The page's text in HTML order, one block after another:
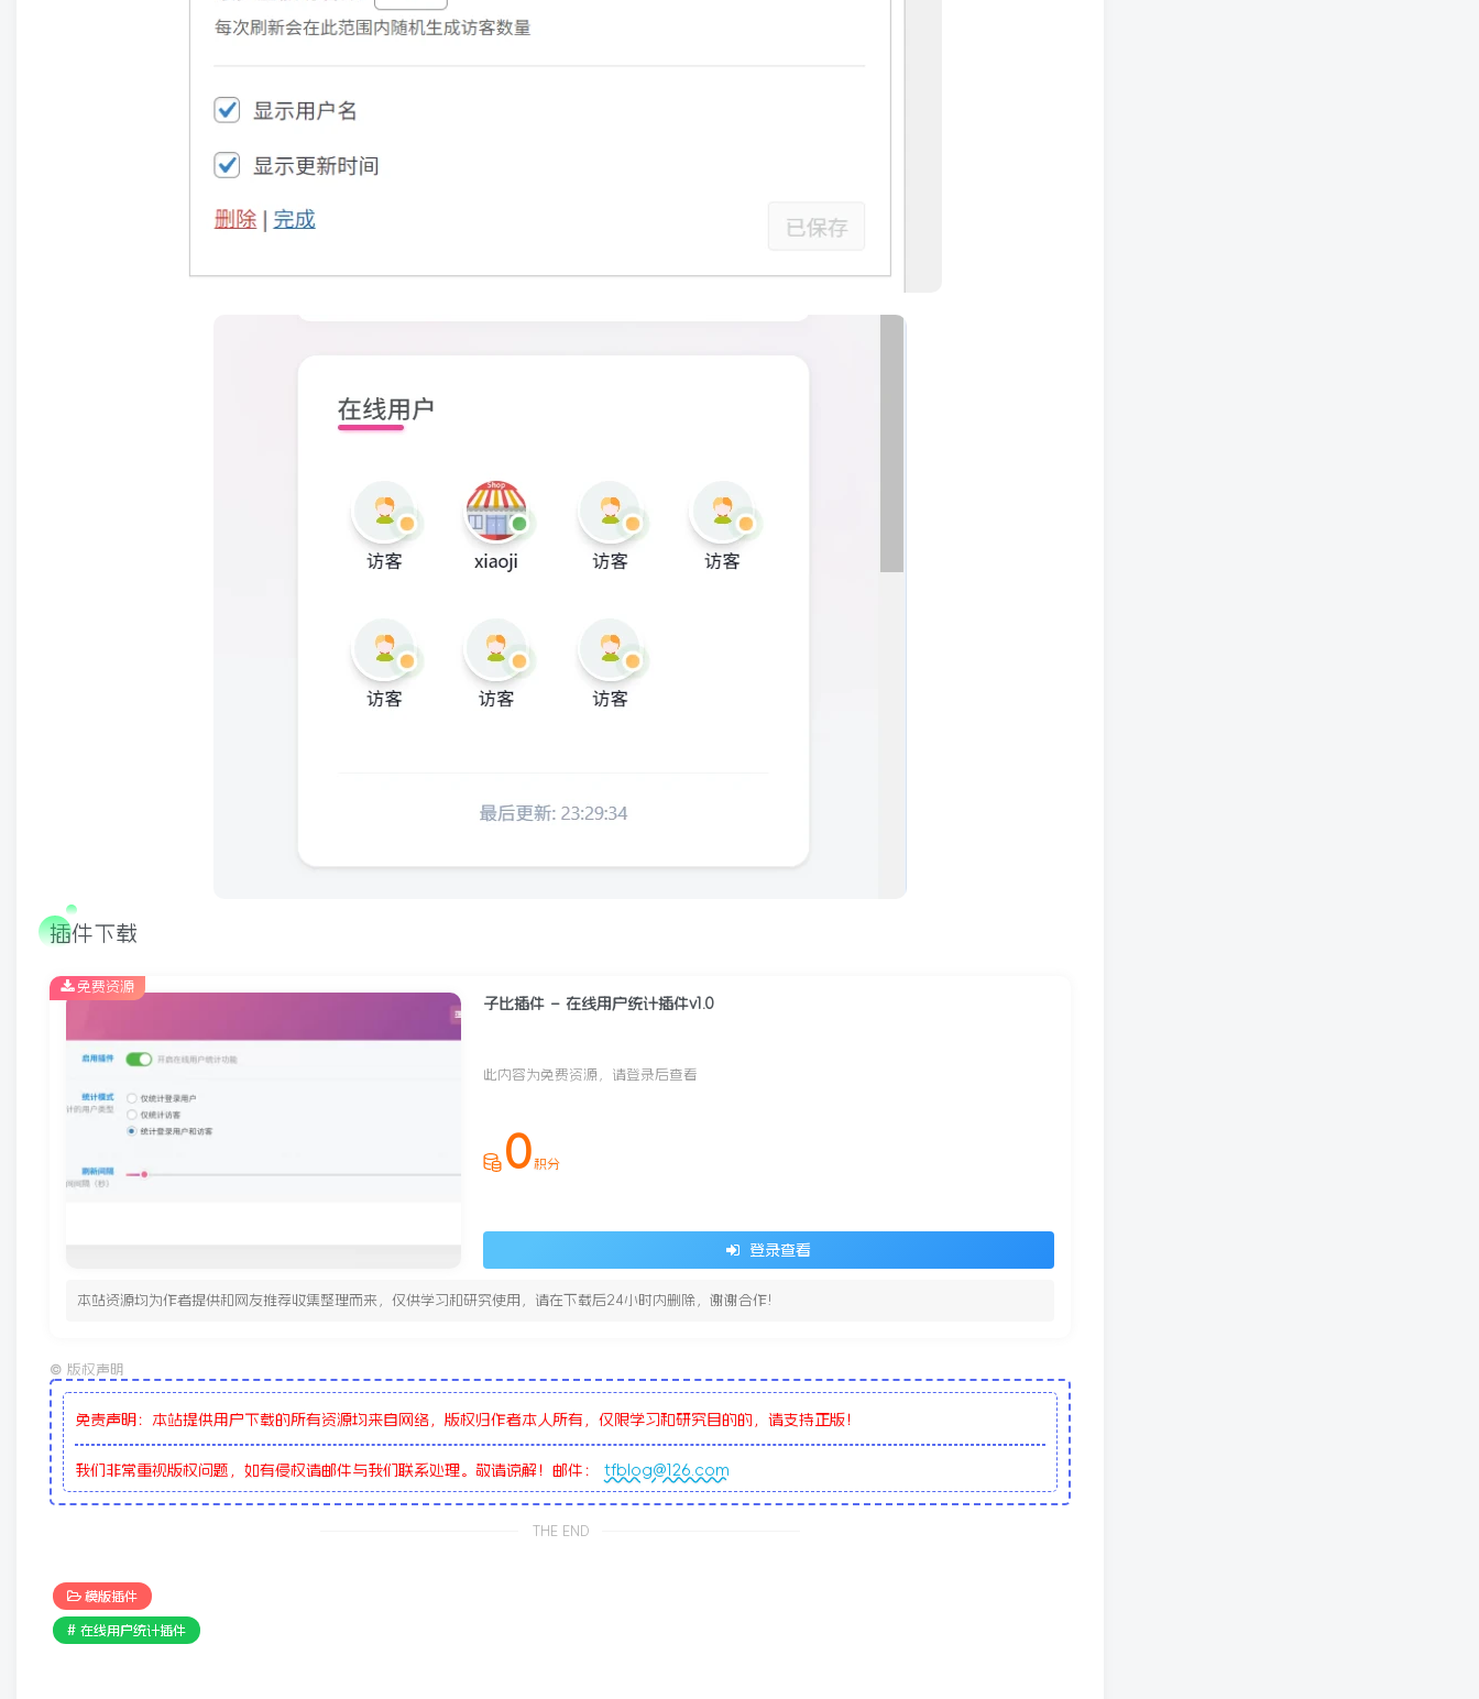
插件下载
子比插件 – 在线用户统计插件v1.0
此内容为免费资源，请登录后查看
0 积分
登录查看
本站资源均为作者提供和网友推荐收集整理而来，仅供学习和研究使用，请在下载后24小时内删除，谢谢合作!
免费资源
© 版权声明
免责声明：本站提供用户下载的所有资源均来自网络，版权归作者本人所有，仅限学习和研究目的的，请支持正版！
我们非常重视版权问题，如有侵权请邮件与我们联系处理。敬请谅解！邮件： tfblog@126.com
THE END
模版插件
# 在线用户统计插件